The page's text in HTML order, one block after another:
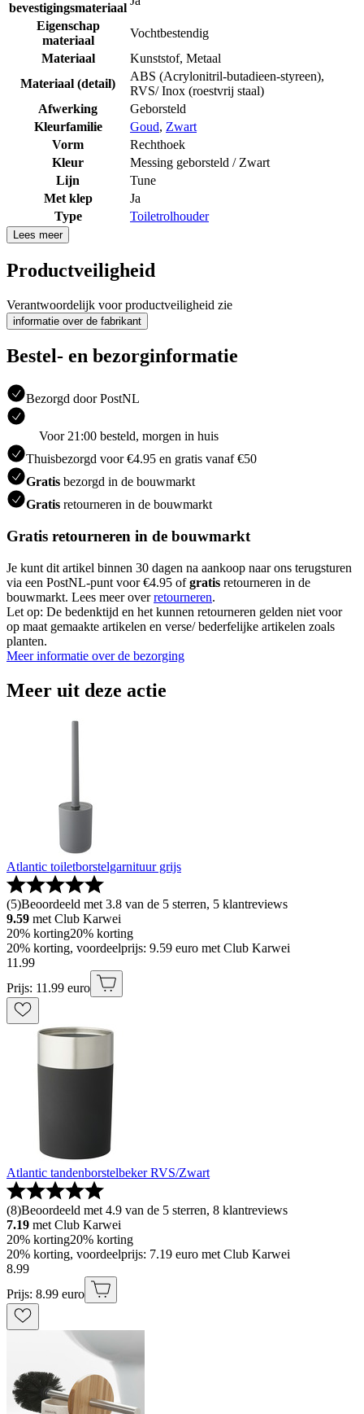
bevestigingsmateriaal
Eigenschap
materiaal
Vochtbestendig
Materiaal
Kunststof, Metaal
Materiaal (detail)
ABS (Acrylonitril-butadieen-styreen),
RVS/ Inox (roestvrij staal)
Afwerking
Geborsteld
Kleurfamilie
Goud, Zwart
Vorm
Rechthoek
Kleur
Messing geborsteld / Zwart
Lijn
Tune
Met klep
Ja
Type
Toiletrolhouder
Lees meer
Productveiligheid
Verantwoordelijk voor productveiligheid zie
informatie over de fabrikant
Bestel- en bezorginformatie
Bezorgd door PostNL
Voor 21:00 besteld, morgen in huis
Thuisbezorgd voor €4.95 en gratis vanaf €50
Gratis bezorgd in de bouwmarkt
Gratis retourneren in de bouwmarkt
Gratis retourneren in de bouwmarkt
Je kunt dit artikel binnen 30 dagen na aankoop naar ons terugsturen
via een PostNL-punt voor €4.95 ofgratis retourneren in de
bouwmarkt. Lees meer overretourneren.
Let op: De bedenktijd en het kunnen retourneren gelden niet voor
op maat gemaakte artikelen en verse/ bederfelijke artikelen zoals
planten.
Meer informatie over de bezorging
Meer uit deze actie
Atlantic toiletborstelgarnituur grijs
(5)Beoordeeld met 3.8 van de 5 sterren, 5 klantreviews
9.59 met Club Karwei
20% korting20% korting
20% korting, voordeelprijs: 9.59 euro met Club Karwei
11 .99
Prijs: 11.99 euro
Atlantic tandenborstelbeker RVS/Zwart
(8)Beoordeeld met 4.9 van de 5 sterren, 8 klantreviews
7.19 met Club Karwei
20% korting20% korting
20% korting, voordeelprijs: 7.19 euro met Club Karwei
8.99
Prijs: 8.99 euro